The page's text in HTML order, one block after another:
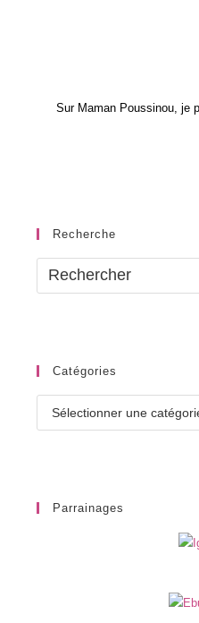
Sur Maman Poussinou, je
Recherche
Catégories
Parrainages